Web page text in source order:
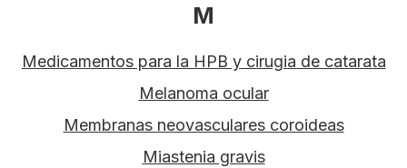
M
Medicamentos para la HPB y cirugia de catarata
Melanoma ocular
Membranas neovasculares coroideas
Miastenia gravis